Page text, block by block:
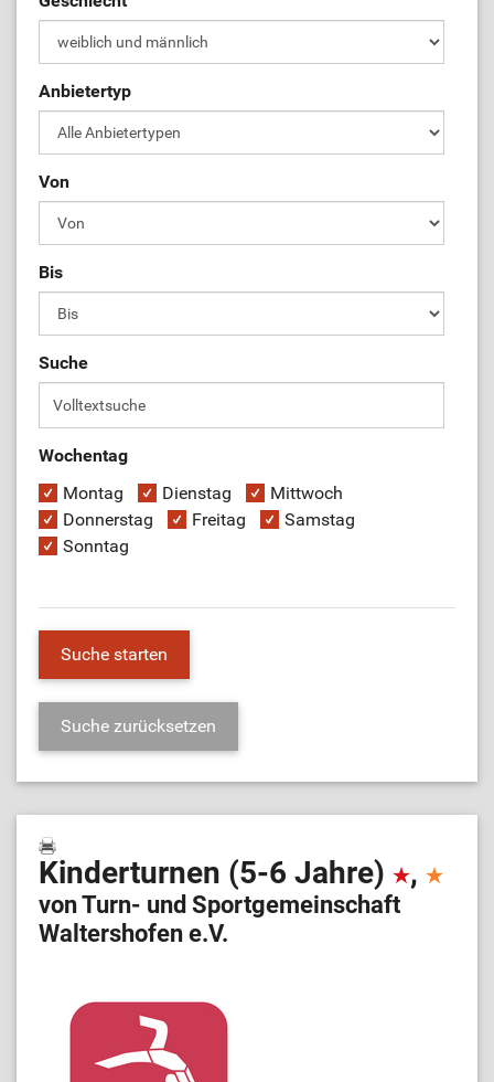
ÜL-Börse
Anbietertyp
Von
Bis
Suche
Wochentag
Montag
Dienstag
Mittwoch
Donnerstag
Freitag
Samstag
Sonntag
Kinderturnen (5-6 Jahre) ,
von Turn- und Sportgemeinschaft
Waltershofen e.V.